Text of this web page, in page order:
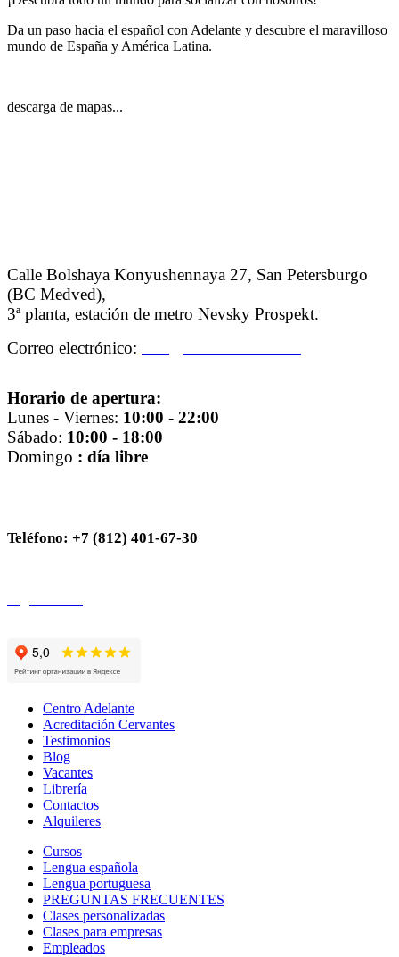
Da un paso hacia el español con Adelante y descubre el maravilloso
mundo de España y América Latina.
descarga de mapas...
Calle Bolshaya Konyushennaya 27, San Petersburgo
(BC Medved),
3ª planta, estación de metro Nevsky Prospekt.
Correo electrónico:
Horario de apertura:
Lunes - Viernes: 10:00 - 22:00
Sábado: 10:00 - 18:00
Domingo : día libre
Teléfono: +7 (812) 401-67-30
Centro Adelante
Acreditación Cervantes
Testimonios
Blog
Vacantes
Librería
Contactos
Alquileres
Cursos
Lengua española
Lengua portuguesa
PREGUNTAS FRECUENTES
Clases personalizadas
Clases para empresas
Empleados